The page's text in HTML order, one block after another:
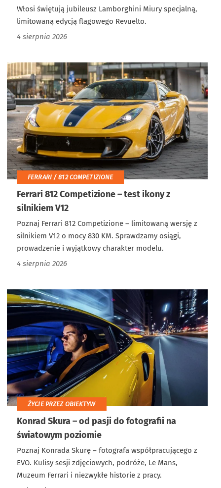
Włosi świętują jubileusz Lamborghini Miury specjalną,
limitowaną edycją flagowego Revuelto.
4 sierpnia 2026
FERRARI / 812 COMPETIZIONE
Ferrari 812 Competizione – test ikony z
silnikiem V12
Poznaj Ferrari 812 Competizione – limitowaną wersję z
silnikiem V12 o mocy 830 KM. Sprawdzamy osiągi,
prowadzenie i wyjątkowy charakter modelu.
4 sierpnia 2026
ŻYCIE PRZEZ OBIEKTYW
Konrad Skura – od pasji do fotografii na
światowym poziomie
Poznaj Konrada Skurę – fotografa współpracującego z
EVO. Kulisy sesji zdjęciowych, podróże, Le Mans,
Muzeum Ferrari i niezwykłe historie z pracy.